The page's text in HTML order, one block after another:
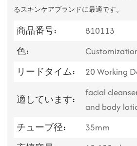
るスキンケアブランドに最適です。
商品番号:
810113
色:
リードタイム:
20 Working
適しています:
facial
and body
チューブ径:
35mm